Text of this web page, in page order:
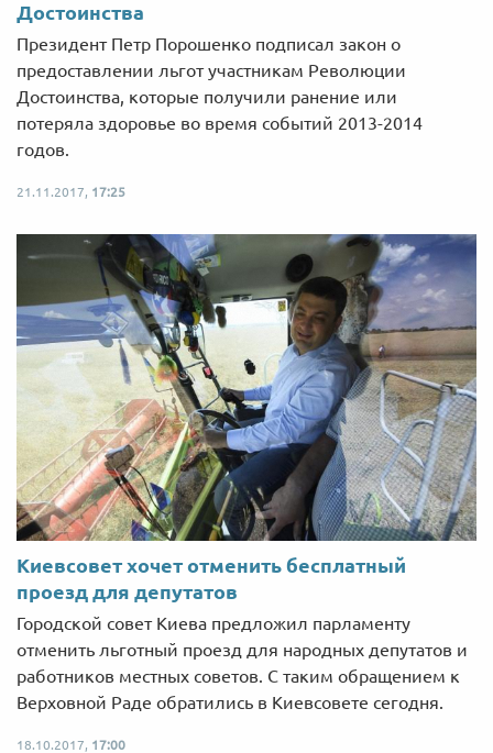
Достоинства
Президент Петр Порошенко подписал закон о
предоставлении льгот участникам Революции
Достоинства, которые получили ранение или
потеряла здоровье во время событий 2013-2014
годов.
21.11.2017, 17:25
Киевсовет хочет отменить бесплатный
проезд для депутатов
Городской совет Киева предложил парламенту
отменить льготный проезд для народных депутатов и
работников местных советов. С таким обращением к
Верховной Раде обратились в Киевсовете сегодня.
18.10.2017, 17:00